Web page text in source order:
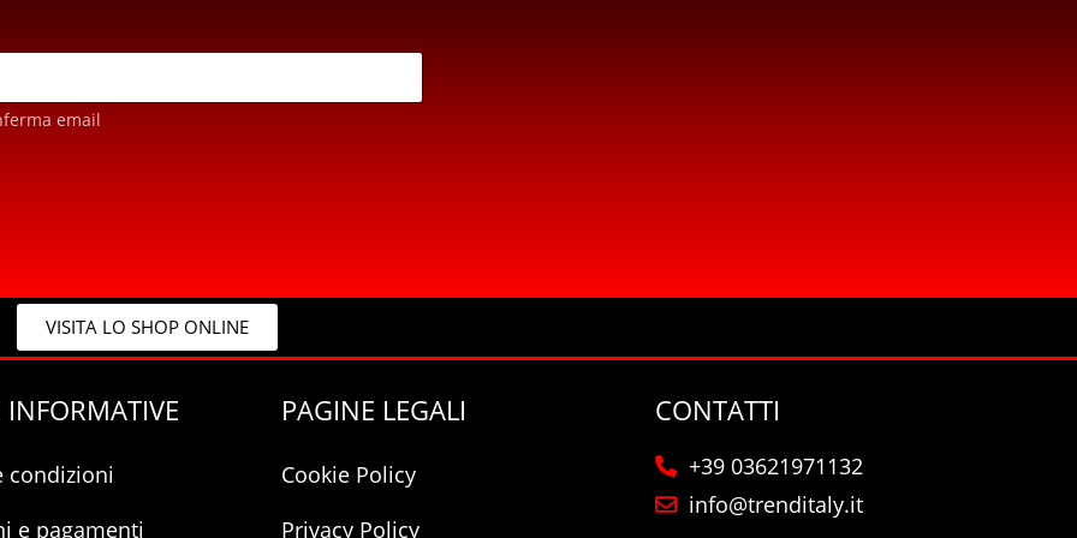
email
VISITA LO SHOP ONLINE
INFORMATIVE
condizioni
e pagamenti
PAGINE LEGALI
Cookie Policy
Privacy Policy
CONTATTI
+39 03621971132
info@trenditaly.it